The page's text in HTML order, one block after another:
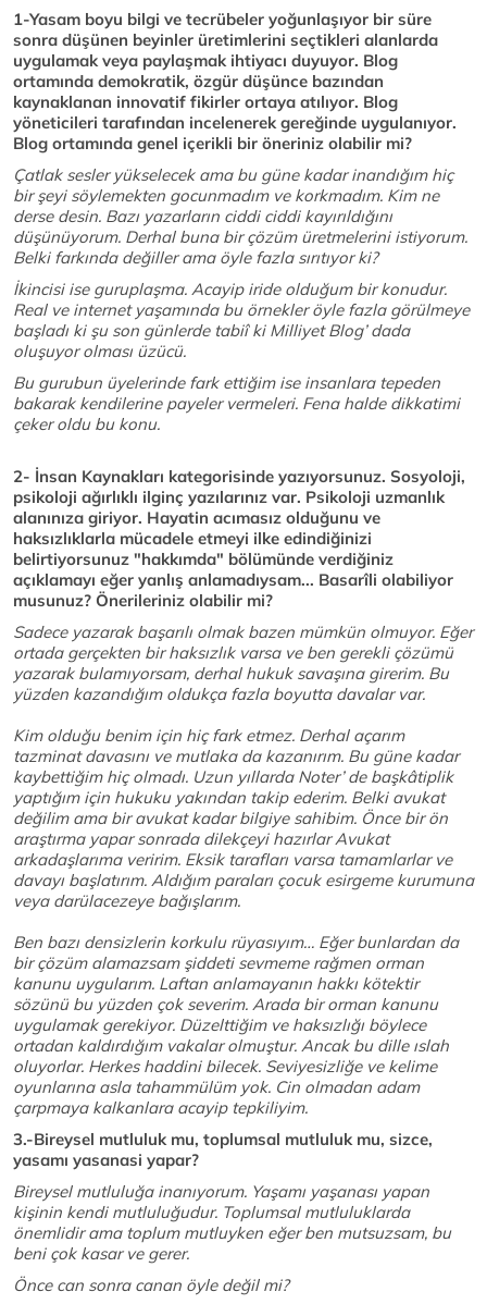
1-Yasam boyu bilgi ve tecrübeler yoğunlaşıyor bir süre
sonra düşünen beyinler üretimlerini seçtikleri alanlarda
uygulamak veya paylaşmak ihtiyacı duyuyor. Blog
ortamında demokratik, özgür düşünce bazından
kaynaklanan innovatif fikirler ortaya atılıyor. Blog
yöneticileri tarafından incelenerek gereğinde uygulanıyor.
Blog ortamında genel içerikli bir öneriniz olabilir mi?
Çatlak sesler yükselecek ama bu güne kadar inandığım hiç
bir şeyi söylemekten gocunmadım ve korkmadım. Kim ne
derse desin. Bazı yazarların ciddi ciddi kayırıldığını
düşünüyorum. Derhal buna bir çözüm üretmelerini istiyorum.
Belki farkında değiller ama öyle fazla sırıtıyor ki?
İkincisi ise guruplaşma. Acayip iride olduğum bir konudur.
Real ve internet yaşamında bu örnekler öyle fazla görülmeye
başladı ki şu son günlerde tabiî ki Milliyet Blog’ dada
oluşuyor olması üzücü.
Bu gurubun üyelerinde fark ettiğim ise insanlara tepeden
bakarak kendilerine payeler vermeleri. Fena halde dikkatimi
çeker oldu bu konu.
2- İnsan Kaynakları kategorisinde yazıyorsunuz. Sosyoloji,
psikoloji ağırlıklı ilginç yazılarınız var. Psikoloji uzmanlık
alanınıza giriyor. Hayatin acımasız olduğunu ve
haksızlıklarla mücadele etmeyi ilke edindiğinizi
belirtiyorsunuz "hakkımda" bölümünde verdiğiniz
açıklamayı eğer yanlış anlamadıysam... Basarîli olabiliyor
musunuz? Önerileriniz olabilir mi?
Sadece yazarak başarılı olmak bazen mümkün olmuyor. Eğer
ortada gerçekten bir haksızlık varsa ve ben gerekli çözümü
yazarak bulamıyorsam, derhal hukuk savaşına girerim. Bu
yüzden kazandığım oldukça fazla boyutta davalar var.
Kim olduğu benim için hiç fark etmez. Derhal açarım
tazminat davasını ve mutlaka da kazanırım. Bu güne kadar
kaybettiğim hiç olmadı. Uzun yıllarda Noter’ de başkâtiplik
yaptığım için hukuku yakından takip ederim. Belki avukat
değilim ama bir avukat kadar bilgiye sahibim. Önce bir ön
araştırma yapar sonrada dilekçeyi hazırlar Avukat
arkadaşlarıma veririm. Eksik tarafları varsa tamamlarlar ve
davayı başlatırım. Aldığım paraları çocuk esirgeme kurumuna
veya darülacezeye bağışlarım.
Ben bazı densizlerin korkulu rüyasıyım… Eğer bunlardan da
bir çözüm alamazsam şiddeti sevmeme rağmen orman
kanunu uygularım. Laftan anlamayanın hakkı kötektir
sözünü bu yüzden çok severim. Arada bir orman kanunu
uygulamak gerekiyor. Düzelttiğim ve haksızlığı böylece
ortadan kaldırdığım vakalar olmuştur. Ancak bu dille ıslah
oluyorlar. Herkes haddini bilecek. Seviyesizliğe ve kelime
oyunlarına asla tahammülüm yok. Cin olmadan adam
çarpmaya kalkanlara acayip tepkiliyim.
3.-Bireysel mutluluk mu, toplumsal mutluluk mu, sizce,
yasamı yasanasi yapar?
Bireysel mutluluğa inanıyorum. Yaşamı yaşanası yapan
kişinin kendi mutluluğudur. Toplumsal mutluluklarda
önemlidir ama toplum mutluyken eğer ben mutsuzsam, bu
beni çok kasar ve gerer.
Önce can sonra canan öyle değil mi?